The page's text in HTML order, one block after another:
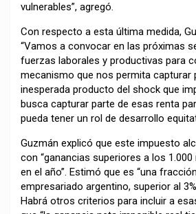
vulnerables”, agregó.
Con respecto a esta última medida,
“Vamos a convocar en las próximas
fuerzas laborales y productivas para
mecanismo que nos permita capturar
inesperada producto del shock que
busca capturar parte de esas renta
pueda tener un rol de desarrollo
Guzmán explicó que este impuesto
con “ganancias superiores a los
en el año”. Estimó que es “una
empresariado argentino, superior al
Habrá otros criterios para incluir a